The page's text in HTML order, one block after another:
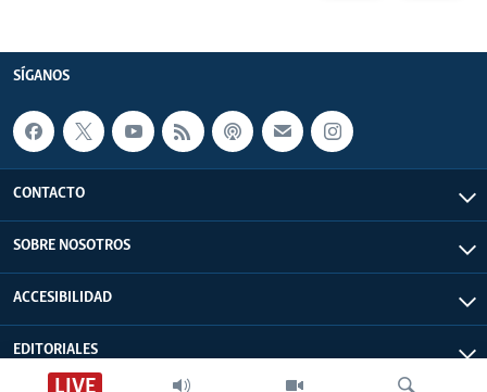
LIVE
SÍGANOS
CONTACTO
SOBRE NOSOTROS
ACCESIBILIDAD
EDITORIALES